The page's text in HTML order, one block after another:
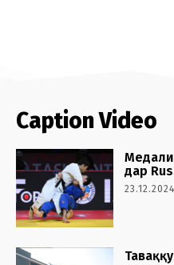
Caption Video
дар
23.12.2024